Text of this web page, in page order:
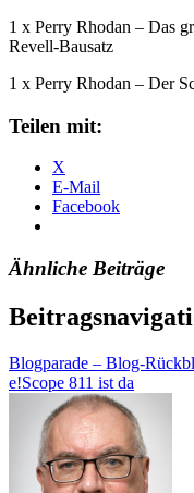
1 x Perry Rhodan – Das
Revell-Bausatz
1 x Perry Rhodan – Der
Teilen mit:
X
E-Mail
Facebook
Ähnliche Beiträge
Blogparade – Blog-
e!Scope 811 ist da